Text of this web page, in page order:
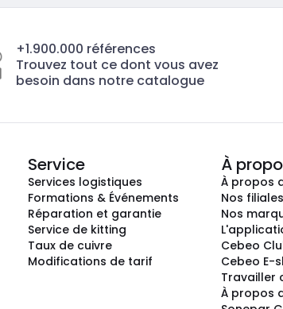
+1.900.000 références
Trouvez tout ce dont vous avez
besoin dans notre catalogue
Service
Services logistiques
Formations & Événements
Réparation et garantie
Service de kitting
Taux de cuivre
Modifications de tarif
À
À propos
Nos filiales
Nos
Cebeo
Cebeo E-
Travailler
À propos